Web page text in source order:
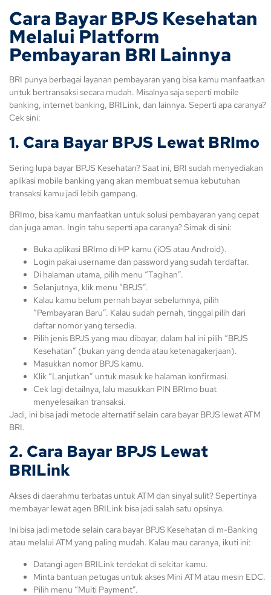
Cara Bayar BPJS Kesehatan
Melalui Platform
Pembayaran BRI Lainnya
BRI punya berbagai layanan pembayaran yang bisa kamu manfaatkan
untuk bertransaksi secara mudah. Misalnya saja seperti mobile
banking, internet banking, BRILink, dan lainnya. Seperti apa caranya?
Cek sini:
1. Cara Bayar BPJS Lewat BRImo
Sering lupa bayar BPJS Kesehatan? Saat ini, BRI sudah menyediakan
aplikasi mobile banking yang akan membuat semua kebutuhan
transaksi kamu jadi lebih gampang.
BRImo, bisa kamu manfaatkan untuk solusi pembayaran yang cepat
dan juga aman. Ingin tahu seperti apa caranya? Simak di sini:
Buka aplikasi BRImo di HP kamu (iOS atau Android).
Login pakai username dan password yang sudah terdaftar.
Di halaman utama, pilih menu “Tagihan”.
Selanjutnya, klik menu “BPJS”.
Kalau kamu belum pernah bayar sebelumnya, pilih
“Pembayaran Baru”. Kalau sudah pernah, tinggal pilih dari
daftar nomor yang tersedia.
Pilih jenis BPJS yang mau dibayar, dalam hal ini pilih “BPJS
Kesehatan” (bukan yang denda atau ketenagakerjaan).
Masukkan nomor BPJS kamu.
Klik “Lanjutkan” untuk masuk ke halaman konfirmasi.
Cek lagi detailnya, lalu masukkan PIN BRImo buat
menyelesaikan transaksi.
Jadi, ini bisa jadi metode alternatif selain cara bayar BPJS lewat ATM
BRI.
2. Cara Bayar BPJS Lewat
BRILink
Akses di daerahmu terbatas untuk ATM dan sinyal sulit? Sepertinya
membayar lewat agen BRILink bisa jadi salah satu opsinya.
Ini bisa jadi metode selain cara bayar BPJS Kesehatan di m-Banking
atau melalui ATM yang paling mudah. Kalau mau caranya, ikuti ini:
Datangi agen BRILink terdekat di sekitar kamu.
Minta bantuan petugas untuk akses Mini ATM atau mesin EDC.
Pilih menu “Multi Payment”.